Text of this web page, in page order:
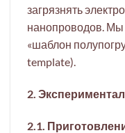
загрязнять
нанопроводов. Мы
«шаблон
template).
2.
2.1.